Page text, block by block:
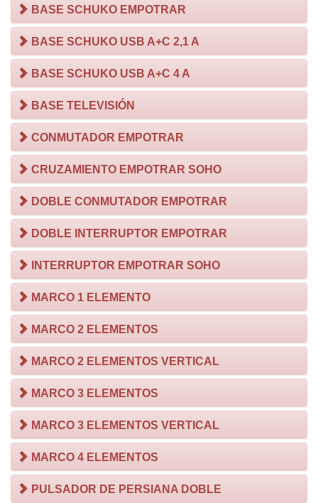
BASE SCHUKO EMPOTRAR
BASE SCHUKO USB A+C 2,1 A
BASE SCHUKO USB A+C 4 A
BASE TELEVISIÓN
CONMUTADOR EMPOTRAR
CRUZAMIENTO EMPOTRAR SOHO
DOBLE CONMUTADOR EMPOTRAR
DOBLE INTERRUPTOR EMPOTRAR
INTERRUPTOR EMPOTRAR SOHO
MARCO 1 ELEMENTO
MARCO 2 ELEMENTOS
MARCO 2 ELEMENTOS VERTICAL
MARCO 3 ELEMENTOS
MARCO 3 ELEMENTOS VERTICAL
MARCO 4 ELEMENTOS
PULSADOR DE PERSIANA DOBLE